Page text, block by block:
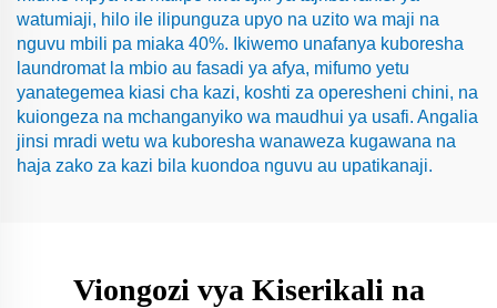
watumiaji, hilo ile ilipunguza upyo na uzito wa maji na
nguvu mbili pa miaka 40%. Ikiwemo unafanya kuboresha
laundromat la mbio au fasadi ya afya, mifumo yetu
yanategemea kiasi cha kazi, koshti za operesheni chini, na
kuiongeza na mchanganyiko wa maudhui ya usafi. Angalia
jinsi mradi wetu wa kuboresha wanaweza kugawana na
haja zako za kazi bila kuondoa nguvu au upatikanaji.
Viongozi vya Kiserikali na